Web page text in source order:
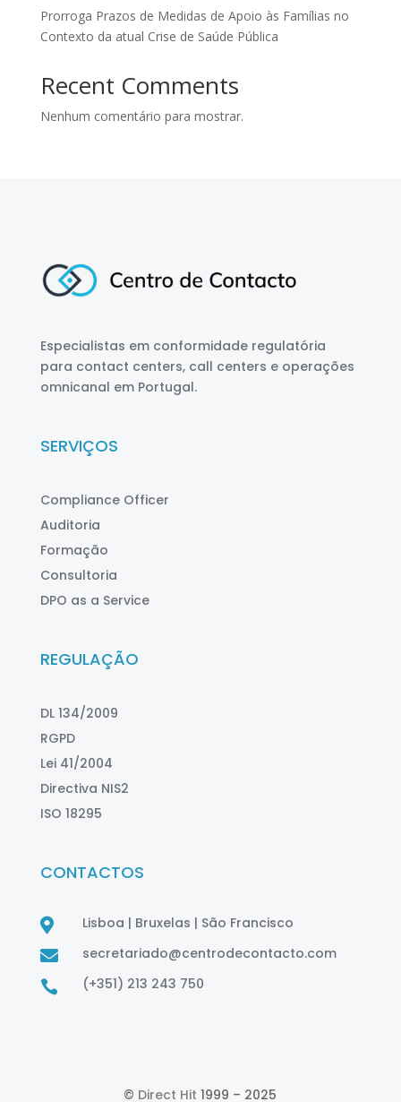
Prorroga Prazos de Medidas de Apoio às Famílias no
Contexto da atual Crise de Saúde Pública
Recent Comments
Nenhum comentário para mostrar.
Especialistas em conformidade regulatória
para contact centers, call centers e operações
omnicanal em Portugal.
SERVIÇOS
Compliance Officer
Auditoria
Formação
Consultoria
DPO as a Service
REGULAÇÃO
DL 134/2009
RGPD
Lei 41/2004
Directiva NIS2
ISO 18295
CONTACTOS
 Lisboa | Bruxelas | São Francisco

secretariado@centrodecontacto.com

(+351) 213 243 750
© Direct Hit 1999 – 2025